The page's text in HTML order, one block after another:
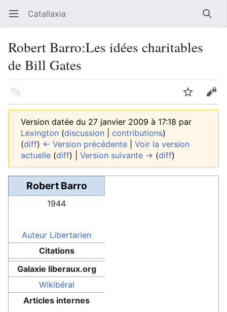
Ouvrir le menu principal Catallaxia
Robert Barro:Les idées charitables
de Bill Gates
Langue Suivre
Version datée du 27 janvier 2009 à 17:18 par
Lexington (discussion contributions)
(diff) ← Version précédente
Voir la version
actuelle (diff) | Version suivante → (diff)
Robert Barro
1944
Auteur Libertarien
Citations
Galaxie liberaux.org
Wikibéral
Articles internes